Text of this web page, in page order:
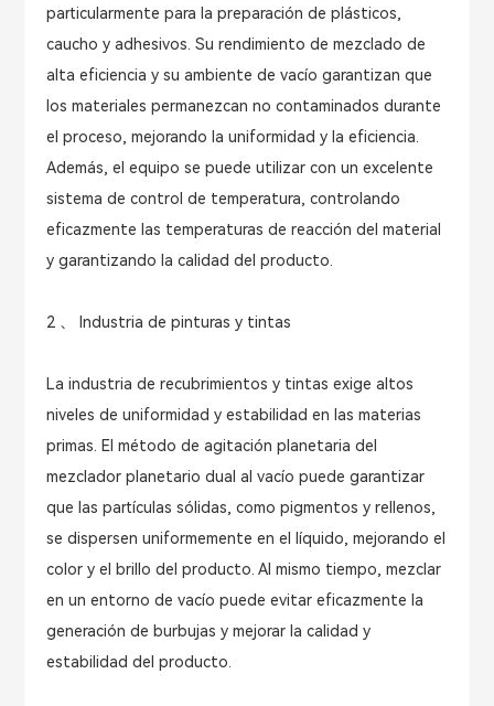
particularmente para la preparación de plásticos,
caucho y adhesivos. Su rendimiento de mezclado de
alta eficiencia y su ambiente de vacío garantizan que
los materiales permanezcan no contaminados durante
el proceso, mejorando la uniformidad y la eficiencia.
Además, el equipo se puede utilizar con un excelente
sistema de control de temperatura, controlando
eficazmente las temperaturas de reacción del material
y garantizando la calidad del producto.
2 、 Industria de pinturas y tintas
La industria de recubrimientos y tintas exige altos
niveles de uniformidad y estabilidad en las materias
primas. El método de agitación planetaria del
mezclador planetario dual al vacío puede garantizar
que las partículas sólidas, como pigmentos y rellenos,
se dispersen uniformemente en el líquido, mejorando el
color y el brillo del producto. Al mismo tiempo, mezclar
en un entorno de vacío puede evitar eficazmente la
generación de burbujas y mejorar la calidad y
estabilidad del producto.